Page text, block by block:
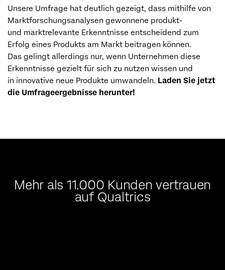
Unsere Umfrage hat deutlich gezeigt, dass mithilfe von
Marktforschungsanalysen gewonnene produkt-
und marktrelevante Erkenntnisse entscheidend zum
Erfolg eines Produkts am Markt beitragen können.
Das gelingt allerdings nur, wenn Unternehmen diese
Erkenntnisse gezielt für sich zu nutzen wissen und
in innovative neue Produkte umwandeln. Laden Sie jetzt
die Umfrageergebnisse herunter!
Mehr als 11.000 Kunden vertrauen
auf Qualtrics